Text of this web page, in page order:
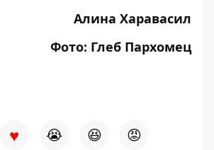
Алина Харавасил
Фото: Глеб Пархомец
♥ 😭 😆 😡